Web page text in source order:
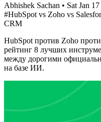
Abhishek Sachan • Sat Jan
#HubSpot vs Zoho vs
CRM
HubSpot против Zoho
рейтинг 8 лучших
между дорогими
на базе ИИ.